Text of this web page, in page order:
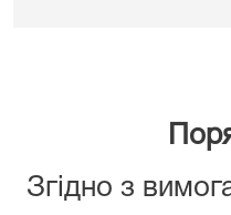
Згідно з